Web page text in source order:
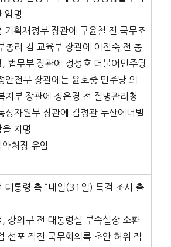
임명
기획재정부 장관에 구윤철 전 국무조
총리 겸 교육부 장관에 이진숙 전 충
, 법무부 장관에 정성호 더불어민주당
안전부 장관에는 윤호중 민주당 의
지부 장관에 정은경 전 질병관리청
상자원부 장관에 김정관 두산에너빌
을 지명
약처장 유임
대통령 측 “내일(31일) 특검 조사 출
, 강의구 전 대통령실 부속실장 소환
선포 직전 국무회의록 초안 허위 작